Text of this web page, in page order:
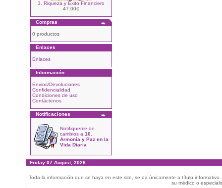
3. Riqueza y Éxito Financiero
47.00€
Compras
0 productos
Enlaces
Enlaces
Información
Envios/Devoluciones
Confidencialidad
Condiciones de uso
Contáctenos
Notificaciones
Notifiqueme de
cambios a 10.
Armonía y Paz en la
Vida Diaria
Friday 07 August, 2026
Toda la información que se haya en este site, se da únicamente a título
su médico o